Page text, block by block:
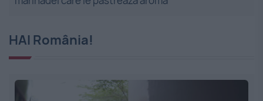
HAI România!